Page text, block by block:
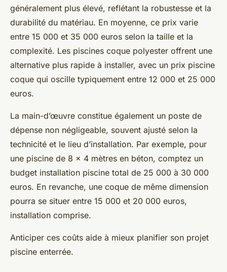
généralement plus élevé, reflétant la robustesse et la
durabilité du matériau. En moyenne, ce prix varie
entre 15 000 et 35 000 euros selon la taille et la
complexité. Les piscines coque polyester offrent une
alternative plus rapide à installer, avec un prix piscine
coque qui oscille typiquement entre 12 000 et 25 000
euros.
La main-d’œuvre constitue également un poste de
dépense non négligeable, souvent ajusté selon la
technicité et le lieu d’installation. Par exemple, pour
une piscine de 8 x 4 mètres en béton, comptez un
budget installation piscine total de 25 000 à 30 000
euros. En revanche, une coque de même dimension
pourra se situer entre 15 000 et 20 000 euros,
installation comprise.
Anticiper ces coûts aide à mieux planifier son projet
piscine enterrée.